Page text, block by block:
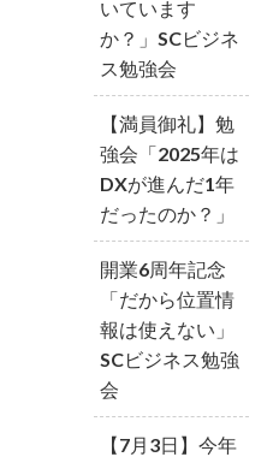
いています
か？」SCビジネ
ス勉強会
【満員御礼】勉
強会「2025年は
DXが進んだ1年
だったのか？」
開業6周年記念
「だから位置情
報は使えない」
SCビジネス勉強
会
【7月3日】今年